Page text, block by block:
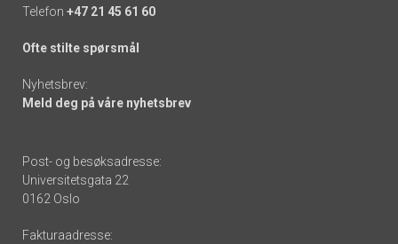
Telefon +47 21 45 61 60
Ofte stilte spørsmål
Nyhetsbrev:
Meld deg på våre nyhetsbrev
Post- og besøksadresse:
Universitetsgata 22
0162 Oslo
Fakturaadresse: